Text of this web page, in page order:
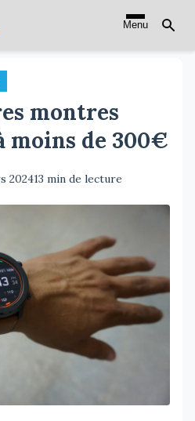
Menu
montres
moins de 300€
202413 min de lecture